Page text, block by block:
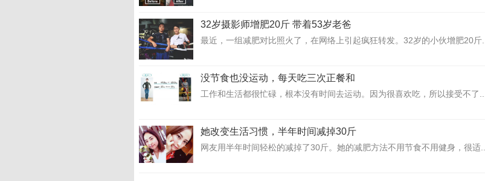
32岁摄影师增肥20斤 带着53岁老爸
最近，一组减肥对比照火了，在网络上引起疯狂转发。32岁的小伙增肥20斤...
没节食也没运动，每天吃三次正餐和
工作和生活都很忙碌，根本没有时间去运动。因为很喜欢吃，所以接受不了...
她改变生活习惯，半年时间减掉30斤
网友用半年时间轻松的减掉了30斤。她的减肥方法不用节食不用健身，很适...